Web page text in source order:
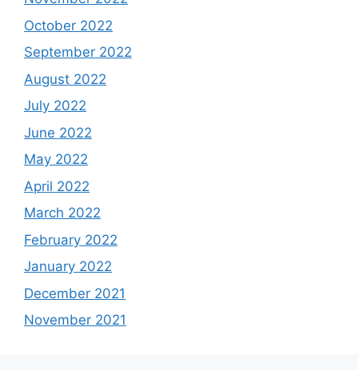
October 2022
September 2022
August 2022
July 2022
June 2022
May 2022
April 2022
March 2022
February 2022
January 2022
December 2021
November 2021